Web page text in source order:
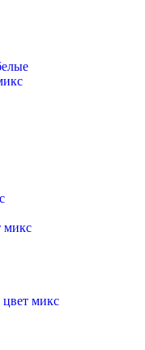
микс
микс